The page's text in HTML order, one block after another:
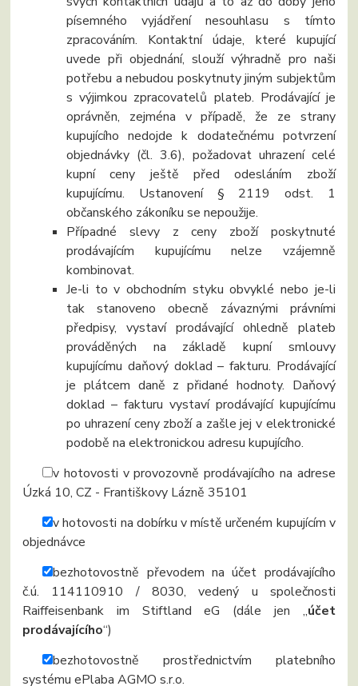
písemného vyjádření nesouhlasu s tímto
zpracováním. Kontaktní údaje, které kupující
uvede při objednání, slouží výhradně pro naši
potřebu a nebudou poskytnuty jiným subjektům
s výjimkou zpracovatelů plateb. Prodávající je
oprávněn, zejména v případě, že ze strany
kupujícího nedojde k dodatečnému potvrzení
objednávky (čl. 3.6), požadovat uhrazení celé
kupní ceny ještě před odesláním zboží
kupujícímu. Ustanovení § 2119 odst. 1
občanského zákoníku se nepoužije.
Případné slevy z ceny zboží poskytnuté
prodávajícím kupujícímu nelze vzájemně
kombinovat.
Je-li to v obchodním styku obvyklé nebo je-li
tak stanoveno obecně závaznými právními
předpisy, vystaví prodávající ohledně plateb
prováděných na základě kupní smlouvy
kupujícímu daňový doklad – fakturu. Prodávající
je plátcem daně z přidané hodnoty. Daňový
doklad – fakturu vystaví prodávající kupujícímu
po uhrazení ceny zboží a zašle jej v elektronické
podobě na elektronickou adresu kupujícího.
v hotovosti v provozovně prodávajícího na adrese
Úzká 10, CZ - Františkovy Lázně 35101
v hotovosti na dobírku v místě určeném kupujícím v
objednávce
bezhotovostně převodem na účet prodávajícího
č.ú. 114110910 / 8030, vedený u společnosti
Raiffeisenbank im Stiftland eG (dále jen „účet
prodávajícího“)
bezhotovostně prostřednictvím platebního
systému ePlaba AGMO s.r.o.